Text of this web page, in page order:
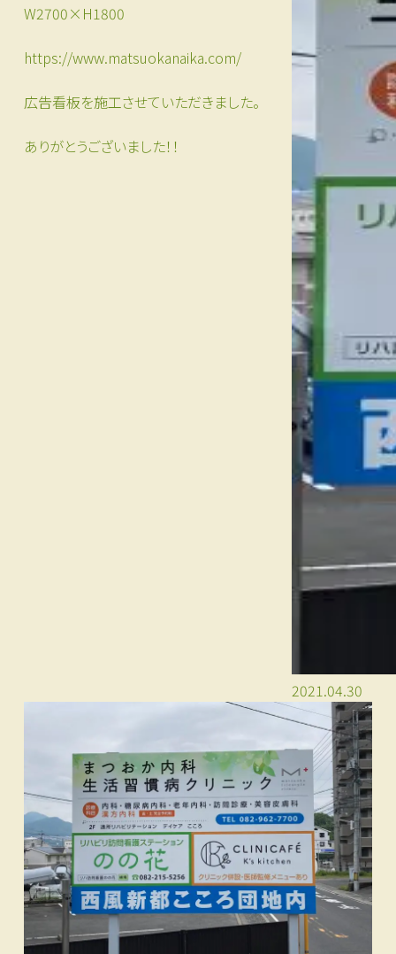
2021.04.30
W2700×H1800
https://www.matsuokanaika.com/
広告看板を施工させていただきました。
ありがとうございました！！